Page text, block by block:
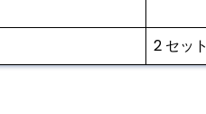
2 セット